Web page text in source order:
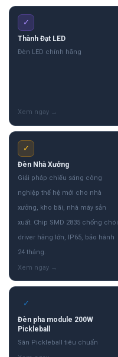
✓
Thành Đạt LED
Đèn LED chính hãng
✓
Đèn Nhà Xưởng
Giải pháp chiếu sáng công
nghiệp thế hệ mới cho nhà
xưởng, kho bãi, nhà máy sản
xuất. Chip SMD 2835 chống chói,
driver hãng lớn, IP65, bảo hành
24 tháng.
✓
Đèn pha module 200W
Pickleball
Sân Pickleball tiêu chuẩn